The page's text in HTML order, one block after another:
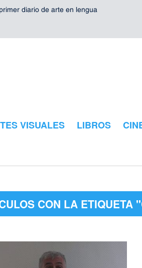
diario de arte en lengua
VISUALES LIBROS
CON LA ETIQUETA